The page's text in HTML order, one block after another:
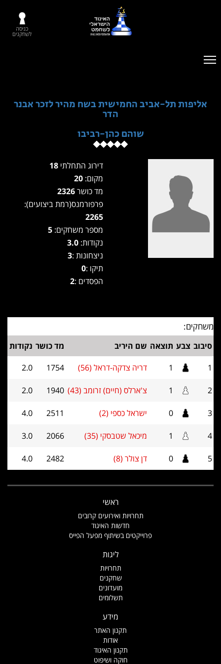
כניסה
לשחקנים
אליפות תל-אביב החמישית בשח מהיר לזכר אבנר
הדר
שוהם כהן-רביבו
דירוג התחלתי
מקום:
מד כושר
פרפורמנס(רמת ביצועים):
2265
מספר משחקים:
נקודות: 3.0
ניצחונות :3
תיקו :0
הפסדים :2
משחקים:
סיבוב צבע תוצאה שם היריב מד כושר נקודות
1
1 דריה צדקה-דראל (56) 1754
2.0
2
1 צ'ארלס (חיים) זרומב (43) 1940
2.0
3
0 ישראל כספי (2) 2511
4.0
4
1 מיכאל שטבסקי (35) 2066
3.0
5
0 דן צולר (8) 2482
4.0
ראשי
תחרויות ואירועים קרובים
חדשות האיגוד
פרוייקטים בשיתוף מפעל הפייס
ליגות
תחרויות
שחקנים
מועדונים
תשלומים
מידע
תקנון האתר
אודות
תקנון האיגוד
חוקה ושיפוט